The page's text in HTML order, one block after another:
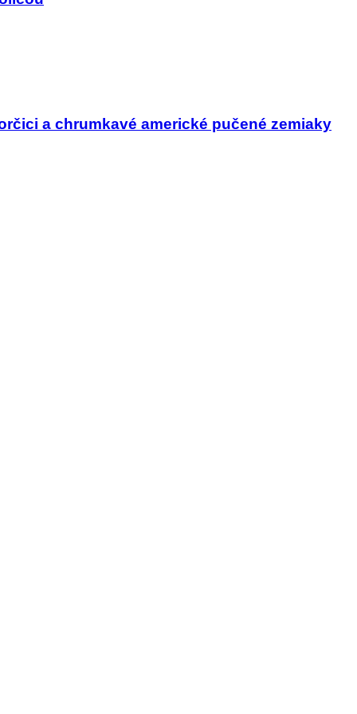
a chrumkavé americké pučené zemiaky